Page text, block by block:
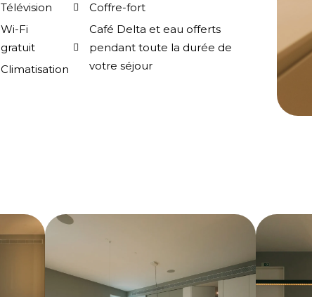
Télévision
Wi-Fi
gratuit
Climatisation
Coffre-fort
Café Delta et eau offerts
pendant toute la durée de
votre séjour